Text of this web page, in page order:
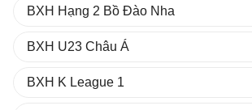
BXH Hạng 2 Bồ Đào Nha
BXH U23 Châu Á
BXH K League 1